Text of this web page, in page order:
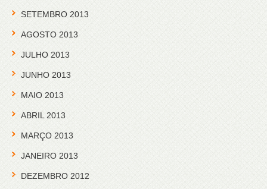
SETEMBRO 2013
AGOSTO 2013
JULHO 2013
JUNHO 2013
MAIO 2013
ABRIL 2013
MARÇO 2013
JANEIRO 2013
DEZEMBRO 2012